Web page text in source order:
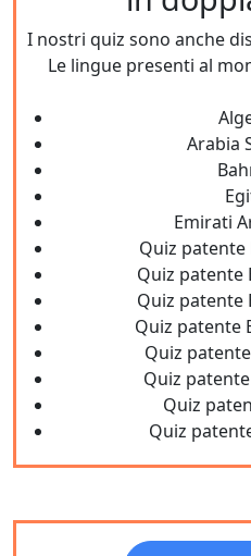
I nostri quiz sono anche
Le lingue presenti al
Arabia
Emirati
Quiz patente
Quiz patente
Quiz patente
Quiz patente
Quiz
Quiz
Quiz
Quiz